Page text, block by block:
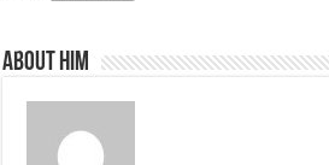
About him